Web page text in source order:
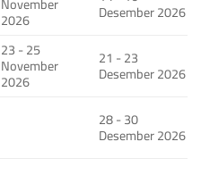
2026
Desember 2026
23 - 25
November
2026
21 - 23
Desember 2026
28 - 30
Desember 2026